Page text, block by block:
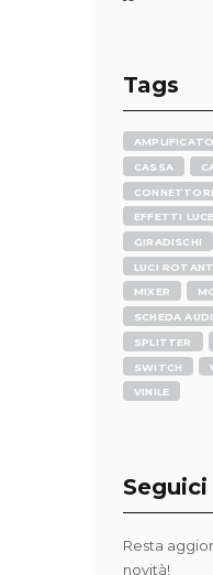
Tags
CASSA
EFFETTI LUCE
GIRADISCHI
LUCI
MIXER
SCHEDA
SPLITTER
SWITCH
VINILE
Resta
novità!